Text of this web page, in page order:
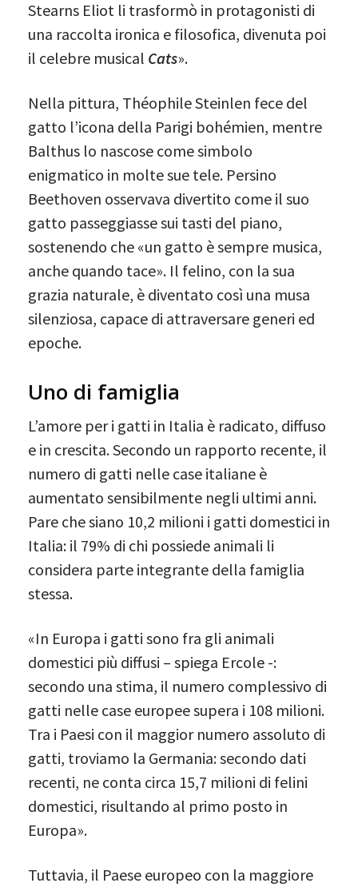
Stearns Eliot li trasformò in protagonisti di
una raccolta ironica e filosofica, divenuta poi
il celebre musical Cats».
Nella pittura, Théophile Steinlen fece del
gatto l’icona della Parigi bohémien, mentre
Balthus lo nascose come simbolo
enigmatico in molte sue tele. Persino
Beethoven osservava divertito come il suo
gatto passeggiasse sui tasti del piano,
sostenendo che «un gatto è sempre musica,
anche quando tace». Il felino, con la sua
grazia naturale, è diventato così una musa
silenziosa, capace di attraversare generi ed
epoche.
Uno di famiglia
L’amore per i gatti in Italia è radicato, diffuso
e in crescita. Secondo un rapporto recente, il
numero di gatti nelle case italiane è
aumentato sensibilmente negli ultimi anni.
Pare che siano 10,2 milioni i gatti domestici in
Italia: il 79% di chi possiede animali li
considera parte integrante della famiglia
stessa.
«In Europa i gatti sono fra gli animali
domestici più diffusi – spiega Ercole -:
secondo una stima, il numero complessivo di
gatti nelle case europee supera i 108 milioni.
Tra i Paesi con il maggior numero assoluto di
gatti, troviamo la Germania: secondo dati
recenti, ne conta circa 15,7 milioni di felini
domestici, risultando al primo posto in
Europa».
Tuttavia, il Paese europeo con la maggiore